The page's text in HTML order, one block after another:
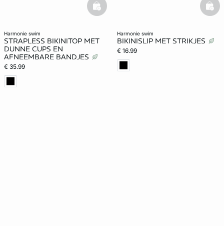
harmonie swim
STRAPLESS BIKINITOP MET
DUNNE CUPS EN
AFNEEMBARE BANDJES
€ 35.99
basketfull
harmonie swim
BIKINISLIP MET STRIKJES
€ 16.99